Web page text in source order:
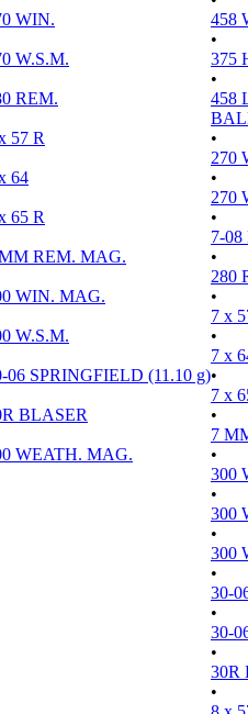
WIN.
W.S.M.
REM.
57 R
64
65 R
REM. MAG.
WIN. MAG.
W.S.M.
06 SPRINGFIELD (11.10 g)
BLASER
WEATH. MAG.
458
•
375
•
458
•
270
•
270
•
7-08
•
280
•
7 x
•
7 x
•
7 x
•
7
•
300
•
300
•
300
•
30-
•
30-
•
30R
•